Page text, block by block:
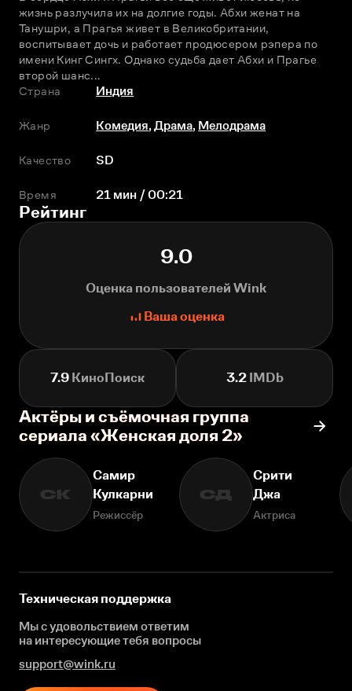
жизнь разлучила их на долгие годы. Абхи женат на
Танушри, а Прагья живет в Великобритании,
воспитывает дочь и работает продюсером рэпера по
имени Кинг Сингх. Однако судьба дает Абхи и Прагье
второй шанс...
Страна
Индия
Жанр Комедия,Драма, Мелодрама
Качество SD
Время 21 мин / 00:21
Рейтинг
9.0
Оценка пользователей Wink
Ваша оценка
7.9 КиноПоиск 3.2IMDb
Актёры и съёмочная группа
сериала «Женская доля 2»
СК
Самир
Кулкарни
Режиссёр
СД
Срити
Джа
Актриса
Техническая поддержка
Мы с удовольствием ответим
на интересующиетебя вопросы
support@wink.ru